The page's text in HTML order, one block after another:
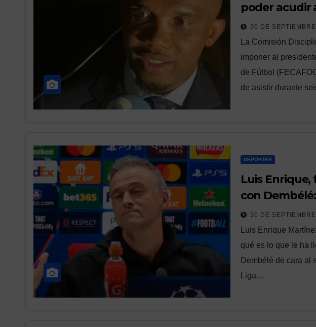
poder acudir
Camerún
30 DE
La Comisión
imponer al
de Fútbol
de asistir durante
DEPORTES
Luis Enrique,
con
entre él y yo;
obligaciones»
30 DE
Luis Enrique
qué es lo que le ha
Dembélé de cara al
Liga…